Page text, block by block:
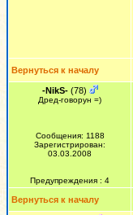
Вернуться к началу
-NikS-(78)
Дред-говорун =)
Сообщения: 1188
Зарегистрирован:
03.03.2008
Предупреждения : 4
Вернуться к началу